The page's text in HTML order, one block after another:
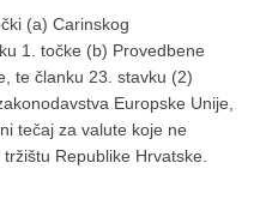
(a) Carinskog
1. točke (b) Provedbene
te članku 23. stavku (2)
Europske Unije,
tečaj za valute koje ne
Republike Hrvatske.